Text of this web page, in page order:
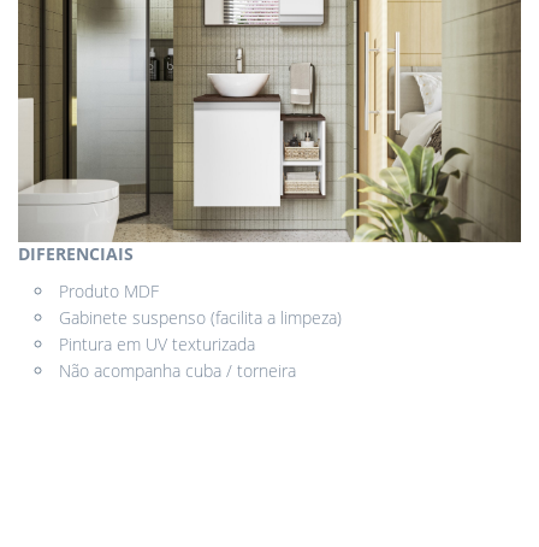
DIFERENCIAIS
Produto MDF
Gabinete suspenso (facilita a limpeza)
Pintura em UV texturizada
Não acompanha cuba / torneira